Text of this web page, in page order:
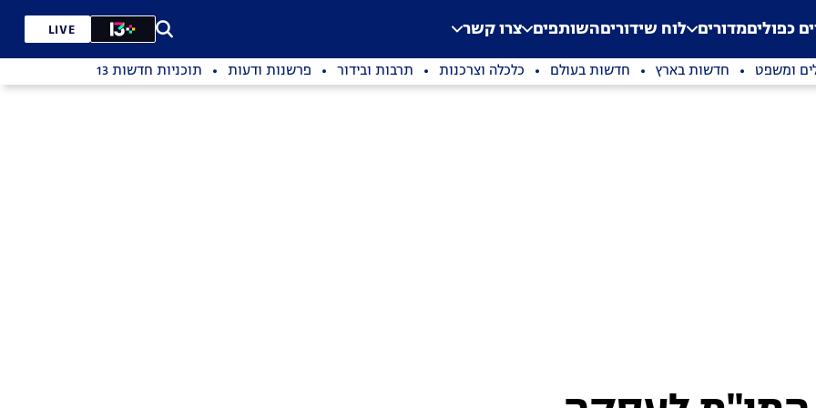
Application error: a
. כפוליםמדורים לוח שידוריםהשותפים צרו קשר LIVE
ומשפט חדשות בארץ חדשות בעולם כלכלה וצרכנות תרבות ובידור פרשנות ודעות תוכניות חדשות 13